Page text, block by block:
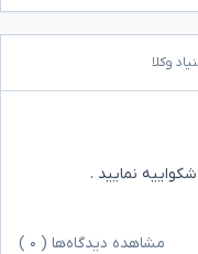
وکلا
نمایید .
مشاهده دیدگاه‌ها ( ۰